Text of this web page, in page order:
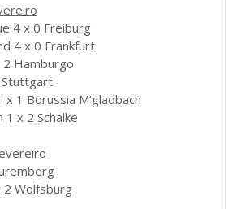
4 x 0 Freiburg
4 x 0 Frankfurt
2 Hamburgo
Stuttgart
1 Borussia M’gladbach
x 2 Schalke
Wolfsburg